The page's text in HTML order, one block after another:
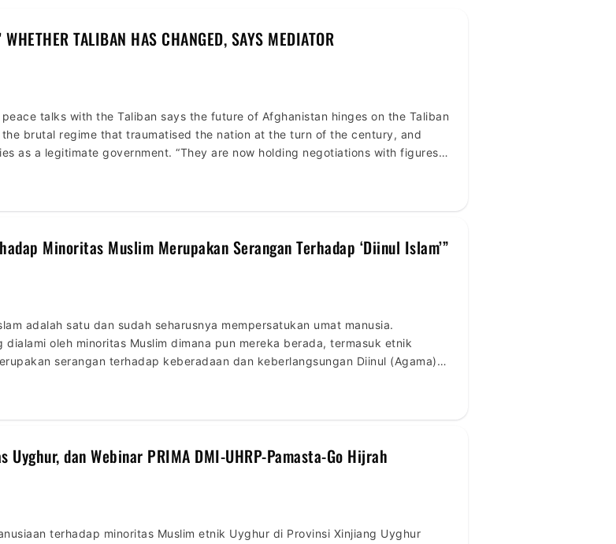
WHETHER TALIBAN HAS CHANGED, SAYS MEDIATOR
talks with the Taliban says the future of Afghanistan hinges on the Taliban
brutal regime that traumatised the nation at the turn of the century, and
as a legitimate government. “They are now holding negotiations with figures
Minoritas Muslim Merupakan Serangan Terhadap ‘Diinul Islam’”
adalah satu dan sudah seharusnya mempersatukan umat manusia.
dialami oleh minoritas Muslim dimana pun mereka berada, termasuk etnik
serangan terhadap keberadaan dan keberlangsungan Diinul (Agama)
NEWSCOM.ID, Ketua Umum Pimpinan Pusat (PP) Perhimpunan Remaja
dan Webinar PRIMA DMI-UHRP-Pamasta-Go Hijrah
terhadap minoritas Muslim etnik Uyghur di Provinsi Xinjiang Uyghur